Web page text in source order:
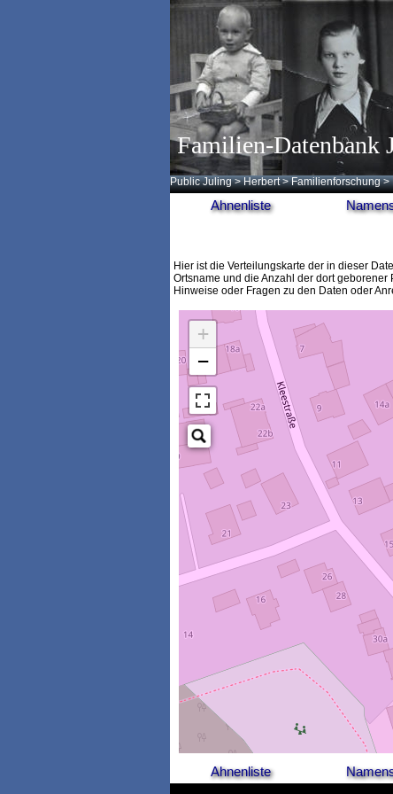
Familien-Datenbank
Public Juling >Herbert >Familienforschung >
Ahnenliste
Hier ist die Verteilungskarte der in dieser
Ortsname und die Anzahl der dort
Hinweise oder Fragen zu den Daten oder
+
−
Ahnenliste